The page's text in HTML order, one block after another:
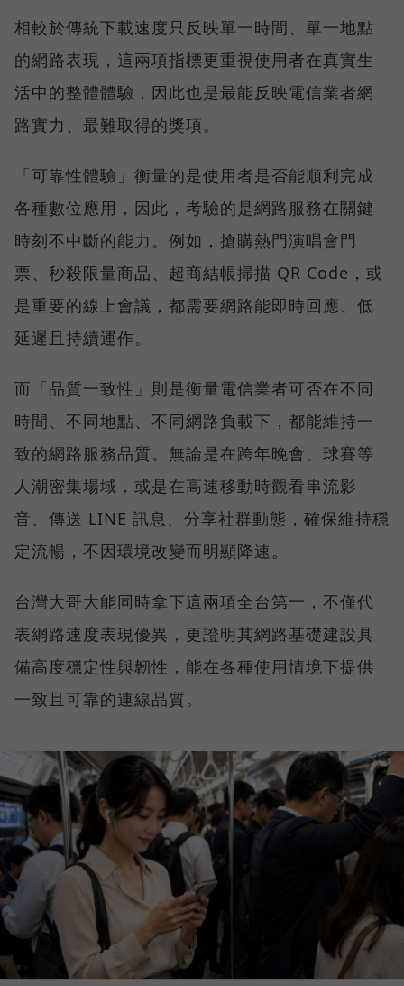
相較於傳統下載速度只反映單一時間、單一地點
的網路表現，這兩項指標更重視使用者在真實生
活中的整體體驗，因此也是最能反映電信業者網
路實力、最難取得的獎項。
「可靠性體驗」衡量的是使用者是否能順利完成
各種數位應用，因此，考驗的是網路服務在關鍵
時刻不中斷的能力。例如，搶購熱門演唱會門
票、秒殺限量商品、超商結帳掃描 QR Code，或
是重要的線上會議，都需要網路能即時回應、低
延遲且持續運作。
而「品質一致性」則是衡量電信業者可否在不同
時間、不同地點、不同網路負載下，都能維持一
致的網路服務品質。無論是在跨年晚會、球賽等
人潮密集場域，或是在高速移動時觀看串流影
音、傳送 LINE 訊息、分享社群動態，確保維持穩
定流暢，不因環境改變而明顯降速。
台灣大哥大能同時拿下這兩項全台第一，不僅代
表網路速度表現優異，更證明其網路基礎建設具
備高度穩定性與韌性，能在各種使用情境下提供
一致且可靠的連線品質。